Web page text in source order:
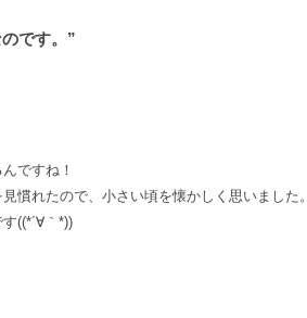
です。”
ですね！
慣れたので、小さい頃を懐かしく思いました。
((*´∀｀*))